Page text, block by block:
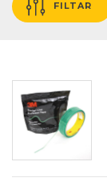
FILTAR